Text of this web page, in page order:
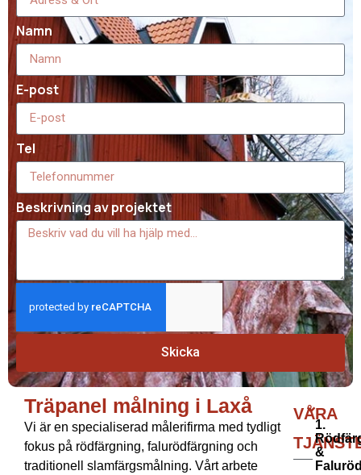
Namn
E-post
Tel
Beskrivning av projektet
Skicka
Träpanel målning i Laxå
Träpanel målning i Laxå
Vi är en specialiserad målerifirma med tydligt
fokus på rödfärgning, falurödfärgning och
traditionell slamfärgsmålning. Vårt arbete
VÅRA
1.
&